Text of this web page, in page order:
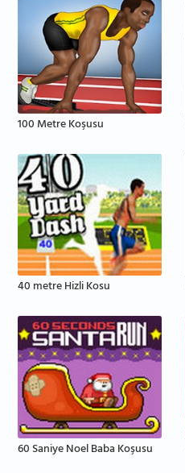
100 Metre Koşusu
40 metre Hizli Kosu
60 Saniye Noel Baba Koşusu